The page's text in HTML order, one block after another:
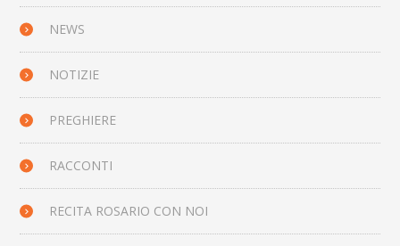
NEWS
NOTIZIE
PREGHIERE
RACCONTI
RECITA ROSARIO CON NOI